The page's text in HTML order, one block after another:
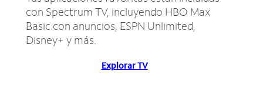
con Spectrum TV, incluyendo HBO Max
Basic con anuncios, ESPN Unlimited,
Disney+ y más.
Explorar TV